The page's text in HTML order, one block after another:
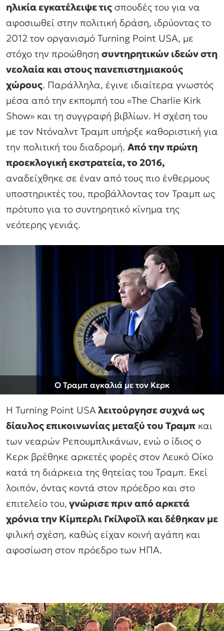
ηλικία εγκατέλειψε τις σπουδές του για να
αφοσιωθεί στην πολιτική δράση, ιδρύοντας το
2012 τον οργανισμό Turning Point USA, με
στόχο την προώθηση συντηρητικών ιδεών στη
νεολαία και στους πανεπιστημιακούς
χώρους. Παράλληλα, έγινε ιδιαίτερα γνωστός
μέσα από την εκπομπή του «The Charlie Kirk
Show» και τη συγγραφή βιβλίων. Η σχέση του
με τον Ντόναλντ Τραμπ υπήρξε καθοριστική για
την πολιτική του διαδρομή. Από την πρώτη
προεκλογική εκστρατεία, το 2016,
αναδείχθηκε σε έναν από τους πιο ένθερμους
υποστηρικτές του, προβάλλοντας τον Τραμπ ως
πρότυπο για το συντηρητικό κίνημα της
νεότερης γενιάς.
O Τραμπ αγκαλιά με τον Κερκ
Η Turning Point USAλειτούργησε συχνά ως
δίαυλος επικοινωνίας μεταξύ του Τραμπ και
των νεαρών Ρεπουμπλικάνων, ενώ ο ίδιος ο
Κερκ βρέθηκε αρκετές φορές στον Λευκό Οίκο
κατά τη διάρκεια της θητείας του Τραμπ. Εκεί
λοιπόν, όντας κοντά στον πρόεδρο και στο
επιτελείο του, γνώρισε πριν από αρκετά
χρόνια την Κίμπερλι Γκίλφοϊλ και δέθηκαν με
φιλική σχέση, καθώς είχαν κοινή αγάπη και
αφοσίωση στον πρόεδρο των ΗΠΑ.